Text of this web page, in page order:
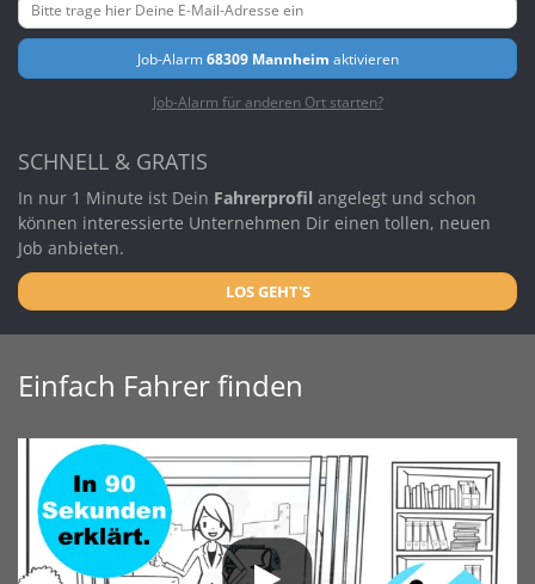
Job-Alarm68309 Mannheim aktivieren
Job-Alarm für anderen Ort starten?
SCHNELL & GRATIS
In nur 1 Minute ist Dein Fahrerprofil angelegt und schon
können interessierte Unternehmen Dir einen tollen, neuen
Job anbieten.
LOS GEHT'S
Einfach Fahrer finden